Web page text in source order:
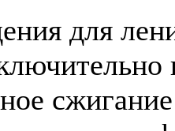
для